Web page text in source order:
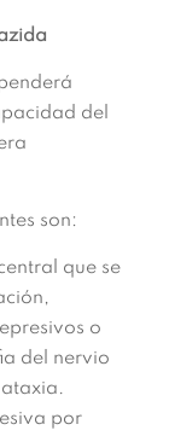
del
son:
que se
o
del nervio
ataxia.
por